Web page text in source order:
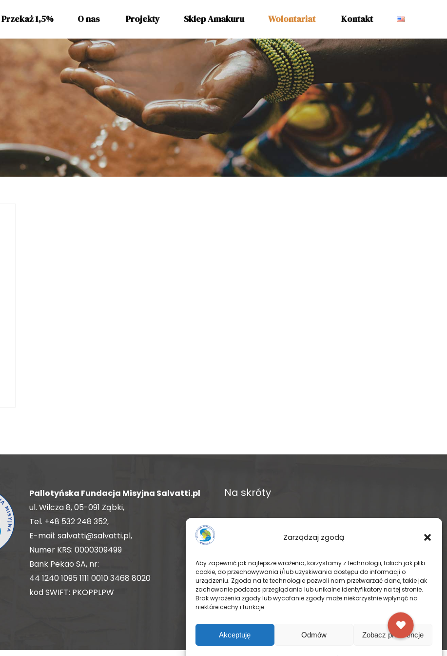
Zarządzaj zgodą
Aby zapewnić jak najlepsze wrażenia, korzystamy z technologii, takich jak pliki
cookie, do przechowywania i/lub uzyskiwania dostępu do informacji o
urządzeniu. Zgoda na te technologie pozwoli nam przetwarzać dane, takie jak
zachowanie podczas przeglądania lub unikalne identyfikatory na tej stronie.
Brak wyrażenia zgody lub wycofanie zgody może niekorzystnie wpłynąć na
niektóre cechy i funkcje.
Akceptuję Odmów Zobacz preferencje
Przekaż 1,5% O nas Projekty Sklep Amakuru Wolontariat Kontakt
Pallotyńska Fundacja Misyjna Salvatti.pl
ul. Wilcza 8, 05-091 Ząbki,
Tel. +48 532 248 352,
E-mail: salvatti@salvatti.pl,
Numer KRS: 0000309499
Bank Pekao SA, nr:
44 1240 1095 1111 0010 3468 8020
kod SWIFT: PKOPPLPW
Na skróty
O fundacji
Sklep Amakuru
IN ENGLISH
Wspomóż teraz – przekaż darowiznę